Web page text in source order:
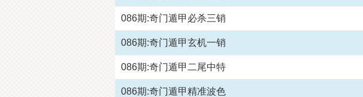
086期:奇门遁甲必杀三销
086期:奇门遁甲玄机一销
086期:奇门遁甲二尾中特
086期:奇门遁甲精准波色